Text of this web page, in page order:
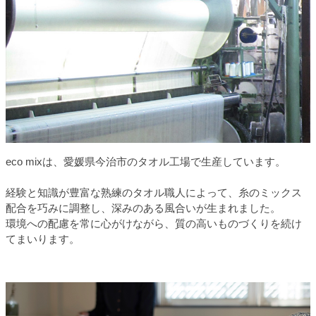
eco mixは、愛媛県今治市のタオル工場で生産しています。
経験と知識が豊富な熟練のタオル職人によって、糸のミックス
配合を巧みに調整し、深みのある風合いが生まれました。
環境への配慮を常に心がけながら、質の高いものづくりを続け
てまいります。